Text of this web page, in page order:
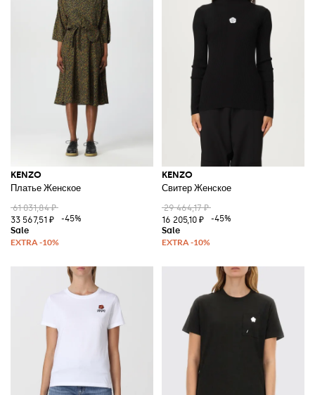
KENZO
Платье Женское
61 031,84 ₽
33 567,51 ₽
-45%
KENZO
Свитер Женское
29 464,17 ₽
16 205,10 ₽
-45%